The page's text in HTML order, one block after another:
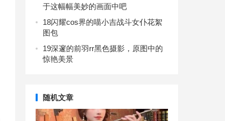
于这幅幅美妙的画面中吧
18闪耀cos界的喵小吉战斗女仆花絮
图包
19深邃的前羽rr黑色摄影，原图中的
惊艳美景
随机文章